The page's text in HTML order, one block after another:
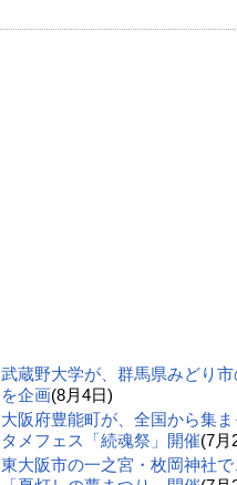
武蔵野大学が、群馬県みどり
を企画(8月4日)
大阪府豊能町が、全国から集
タメフェス「続魂祭」開催(7月
東大阪市の一之宮・枚岡神社